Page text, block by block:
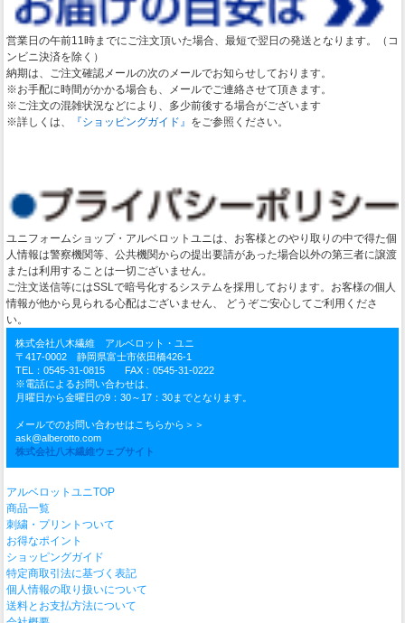
営業日の午前11時までにご注文頂いた場合、最短で翌日の発送となります。（コ
ンビニ決済を除く）
納期は、ご注文確認メールの次のメールでお知らせしております。
※お手配に時間がかかる場合も、メールでご連絡させて頂きます。
※ご注文の混雑状況などにより、多少前後する場合がございます
※詳しくは、
『ショッピングガイド』 をご参照ください。
ユニフォームショップ・アルベロットユニは、お客様とのやり取りの中で得た個
人情報は警察機関等、公共機関からの提出要請があった場合以外の第三者に譲渡
または利用することは一切ございません。
ご注文送信等にはSSLで暗号化するシステムを採用しております。お客様の個人
情報が他から見られる心配はございません、 どうぞご安心してご利用くださ
い。
株式会社八木繊維 アルベロット・ユニ
〒417-0002 静岡県富士市依田橋426-1
TEL：0545-31-0815 FAX：0545-31-0222
※電話によるお問い合わせは、
月曜日から金曜日の9：30～17：30までとなります。
メールでのお問い合わせはこちらから＞＞
ask@alberotto.com
株式会社八木繊維ウェブサイト
アルベロットユニTOP
商品一覧
刺繍・プリントついて
お得なポイント
ショッピングガイド
特定商取引法に基づく表記
個人情報の取り扱いについて
送料とお支払方法について